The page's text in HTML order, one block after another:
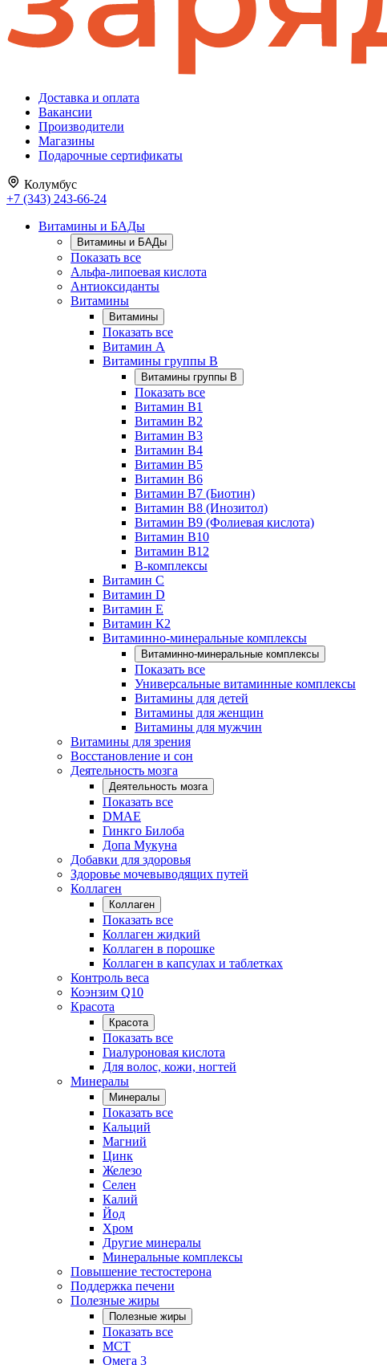
Доставка и оплата
Вакансии
Производители
Магазины
Подарочные сертификаты
Колумбус
+7 (343) 243-66-24
Витамины и БАДы
Витамины и БАДы
Показать все
Альфа-липоевая кислота
Антиоксиданты
Витамины
Витамины
Показать все
Витамин A
Витамины группы B
Витамины группы B
Показать все
Витамин B1
Витамин B2
Витамин B3
Витамин B4
Витамин B5
Витамин B6
Витамин B7 (Биотин)
Витамин B8 (Инозитол)
Витамин B9 (Фолиевая кислота)
Витамин B10
Витамин B12
B-комплексы
Витамин C
Витамин D
Витамин E
Витамин К2
Витаминно-минеральные комплексы
Витаминно-минеральные комплексы
Показать все
Универсальные витаминные комплексы
Витамины для детей
Витамины для женщин
Витамины для мужчин
Витамины для зрения
Восстановление и сон
Деятельность мозга
Деятельность мозга
Показать все
DMAE
Гинкго Билоба
Допа Мукуна
Добавки для здоровья
Здоровье мочевыводящих путей
Коллаген
Коллаген
Показать все
Коллаген жидкий
Коллаген в порошке
Коллаген в капсулах и таблетках
Контроль веса
Коэнзим Q10
Красота
Красота
Показать все
Гиалуроновая кислота
Для волос, кожи, ногтей
Минералы
Минералы
Показать все
Кальций
Магний
Цинк
Железо
Селен
Калий
Йод
Хром
Другие минералы
Минеральные комплексы
Повышение тестостерона
Поддержка печени
Полезные жиры
Полезные жиры
Показать все
MCT
Омега 3